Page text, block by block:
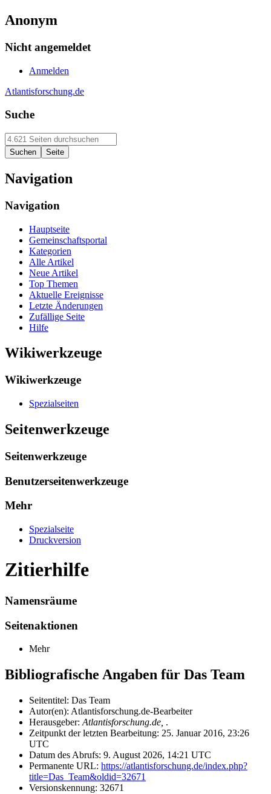
Anonym
Nicht angemeldet
Anmelden
Atlantisforschung.de
Suche
Navigation
Navigation
Hauptseite
Gemeinschaftsportal
Kategorien
Alle Artikel
Neue Artikel
Top Themen
Aktuelle Ereignisse
Letzte Änderungen
Zufällige Seite
Hilfe
Wikiwerkzeuge
Wikiwerkzeuge
Spezialseiten
Seitenwerkzeuge
Seitenwerkzeuge
Benutzerseitenwerkzeuge
Mehr
Spezialseite
Druckversion
Zitierhilfe
Namensräume
Seitenaktionen
Mehr
Bibliografische Angaben für Das Team
Seitentitel: Das Team
Autor(en): Atlantisforschung.de-Bearbeiter
Herausgeber: Atlantisforschung.de, .
Zeitpunkt der letzten Bearbeitung: 25. Januar 2016, 23:26
UTC
Datum des Abrufs: 9. August 2026, 14:21 UTC
Permanente URL: https://atlantisforschung.de/index.php?
title=Das_Team&oldid=32671
Versionskennung: 32671